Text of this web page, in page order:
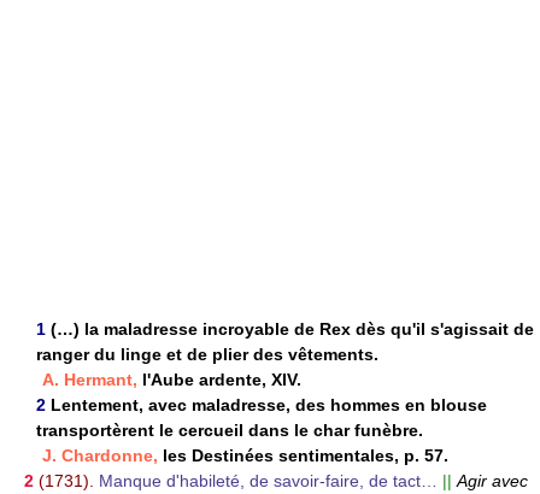
1 (…) la maladresse incroyable de Rex dès qu'il s'agissait de
ranger du linge et de plier des vêtements.
A. Hermant, l'Aube ardente, XIV.
2 Lentement, avec maladresse, des hommes en blouse
transportèrent le cercueil dans le char funèbre.
J. Chardonne, les Destinées sentimentales, p. 57.
2 (1731). Manque d'habileté, de savoir-faire, de tact… || Agir avec